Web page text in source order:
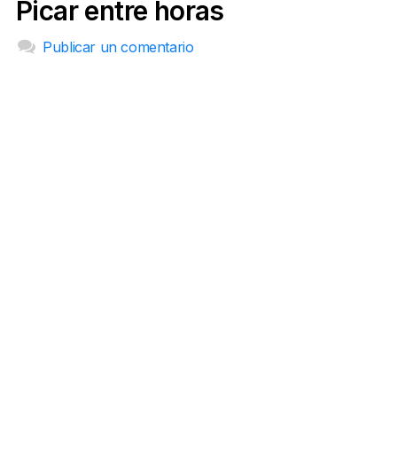
Picar entre horas
Publicar un comentario